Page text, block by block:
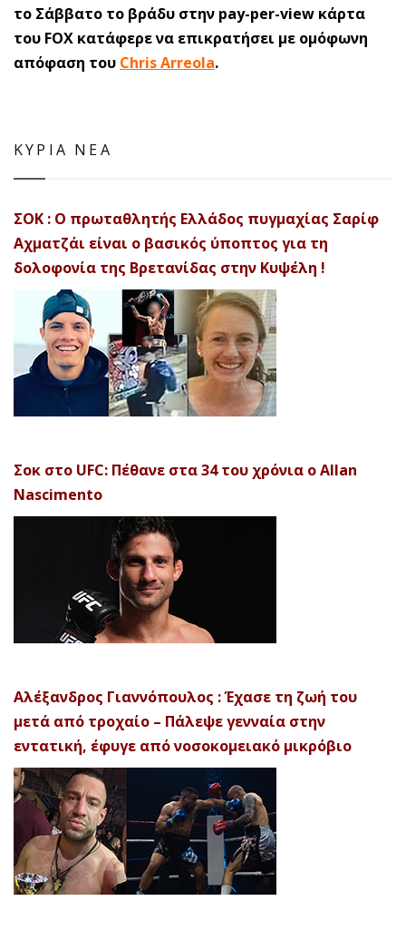
το Σάββατο το βράδυ στην pay-per-view κάρτα
του FOX κατάφερε να επικρατήσει με ομόφωνη
απόφαση του Chris Arreola.
ΚΥΡΙΑ ΝΕΑ
ΣΟΚ : Ο πρωταθλητής Ελλάδος πυγμαχίας Σαρίφ
Αχματζάι είναι ο βασικός ύποπτος για τη
δολοφονία της Βρετανίδας στην Κυψέλη !
Σοκ στο UFC: Πέθανε στα 34 του χρόνια ο Allan
Nascimento
Αλέξανδρος Γιαννόπουλος : Έχασε τη ζωή του
μετά από τροχαίο – Πάλεψε γενναία στην
εντατική, έφυγε από νοσοκομειακό μικρόβιο